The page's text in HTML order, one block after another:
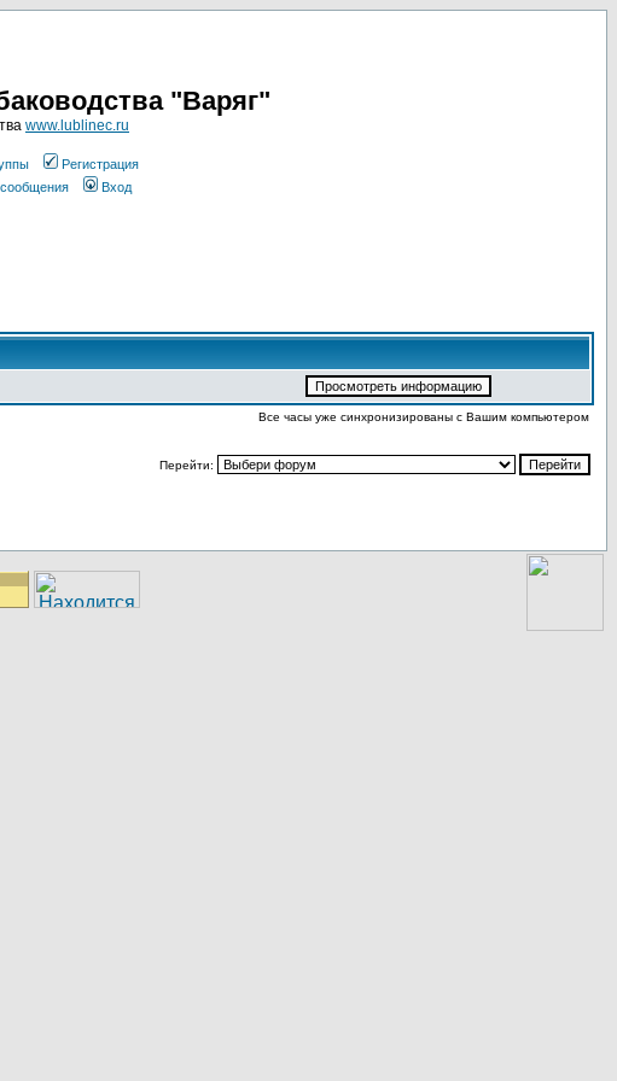
"Варяг"
www.lublinec.ru
Регистрация
Вход
Все часы уже синхронизированы с Вашим компьютером
Перейти: